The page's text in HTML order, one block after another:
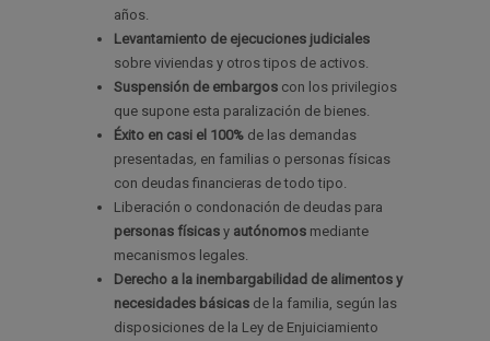
años.
Levantamiento de ejecuciones judiciales
sobre viviendas y otros tipos de activos.
Suspensión de embargos con los privilegios
que supone esta paralización de bienes.
Éxito en casi el 100% de las demandas
presentadas, en familias o personas físicas
con deudas financieras de todo tipo.
Liberación o condonación de deudas para
personas físicas y autónomos mediante
mecanismos legales.
Derecho a la inembargabilidad de alimentos y
necesidades básicas de la familia, según las
disposiciones de la Ley de Enjuiciamiento